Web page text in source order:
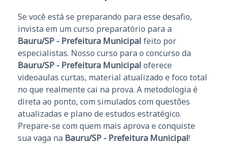
Se você está se preparando para esse desafio,
invista em um curso preparatório para a
Bauru/SP - Prefeitura Municipal feito por
especialistas. Nosso curso para o concurso da
Bauru/SP - Prefeitura Municipal oferece
videoaulas curtas, material atualizado e foco total
no que realmente cai na prova. A metodologia é
direta ao ponto, com simulados com questões
atualizadas e plano de estudos estratégico.
Prepare-se com quem mais aprova e conquiste
sua vaga na Bauru/SP - Prefeitura Municipal!